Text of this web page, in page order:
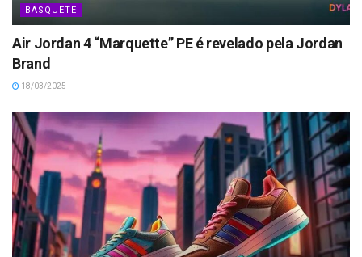
BASQUETE
Air Jordan 4 “Marquette” PE é revelado pela Jordan
Brand
18/03/2025